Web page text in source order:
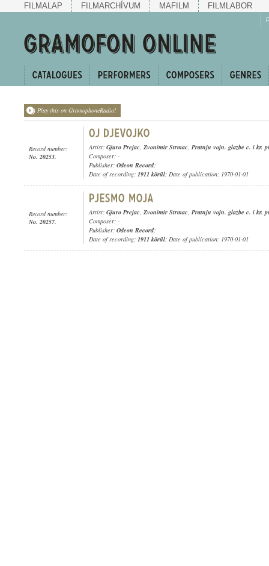
FILMALAP FILMARCHÍVUM MAFILM FILMLABOR
Play this on GramophoneRadio!
Record number:
No. 20253.
Artist: Gjuro Prejac, Zvonimir Strmac, Pratnju vojn. glazbe c. i kr.
Composer: -
Publisher: Odeon Record;
Date of recording: 1911 körül; Date of publication: 1970-01-01
Record number:
No. 20257.
Artist: Gjuro Prejac, Zvonimir Strmac, Pratnju vojn. glazbe c. i kr.
Composer: -
Publisher: Odeon Record;
Date of recording: 1911 körül; Date of publication: 1970-01-01